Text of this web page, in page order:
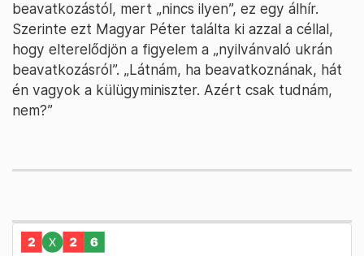
beavatkozástól, mert „nincs ilyen”, ez egy álhír.
Szerinte ezt Magyar Péter találta ki azzal a céllal,
hogy elterelődjön a figyelem a „nyilvánvaló ukrán
beavatkozásról”. „Látnám, ha beavatkoznának, hát
én vagyok a külügyminiszter. Azért csak tudnám,
nem?”